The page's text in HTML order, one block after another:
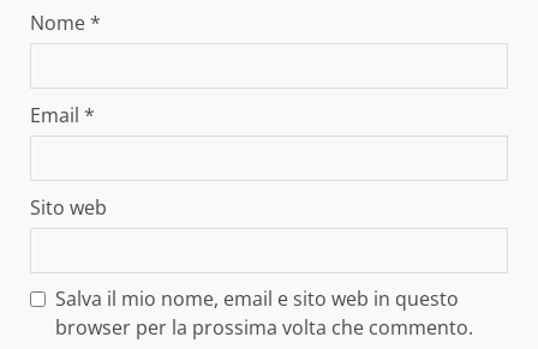
Nome*
Email *
Sito web
Salva il mio nome, email e sito web in questo
browser per la prossima volta che commento.